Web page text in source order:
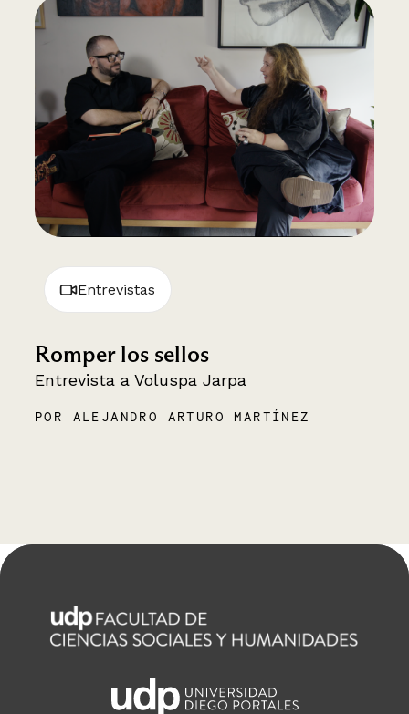
Entrevistas
Romper los sellos
Entrevista a Voluspa Jarpa
POR ALEJANDRO ARTURO MARTÍNEZ